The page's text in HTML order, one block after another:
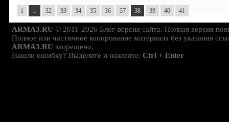
1 ... 32 33 34 35 36 37 38 39 40 41
ARMA3.RU© 2011-2026 Блог-версия сайта. Полная версия
Полное или частичное копирование материала без указания
ARMA3.RUзапрещено.
Нашли ошибку? Выделите и нажмите: Ctrl + Enter